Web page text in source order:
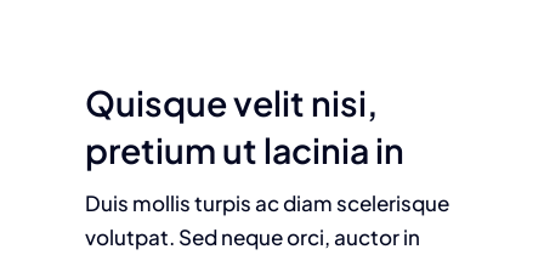
Quisque velit nisi,
pretium ut lacinia in
Duis mollis turpis ac diam scelerisque
volutpat. Sed neque orci, auctor in